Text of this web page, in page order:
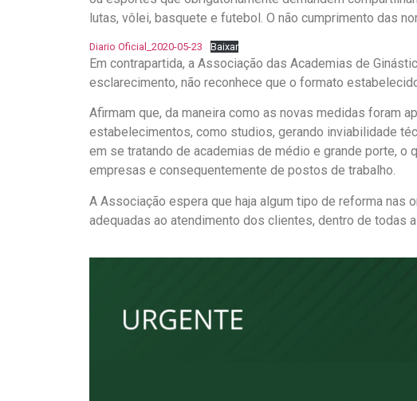
lutas, vôlei, basquete e futebol. O não cumprimento das
Diario Oficial_2020-05-23 Baixar
Em contrapartida, a Associação das Academias de
esclarecimento, não reconhece que o formato
Afirmam que, da maneira como as novas medidas foram
estabelecimentos, como studios, gerando inviabilidade
em se tratando de academias de médio e grande porte, o
empresas e consequentemente de postos de trabalho.
A Associação espera que haja algum tipo de reforma
adequadas ao atendimento dos clientes, dentro de todas